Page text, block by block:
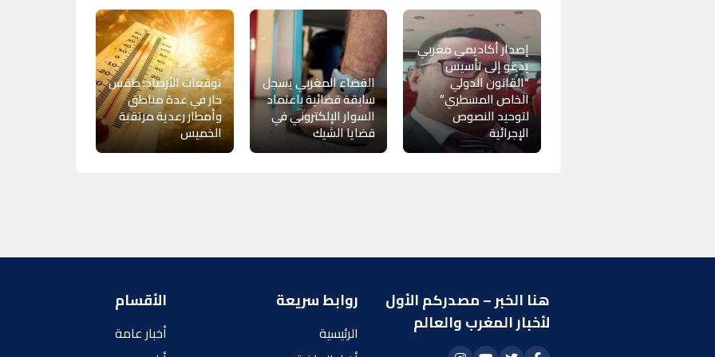
إصدار أكاديمي مغربي
يدعو إلى تأسيس
“القانون الدولي
الخاص المسطري”
لتوحيد النصوص
الإجرائية
القضاء المغربي يسجل
سابقة قضائية باعتماد
السوار الإلكتروني في
قضايا الشيك
توقعات الأرصاد: طقس
حار في عدة مناطق
وأمطار رعدية مرتقبة
الخميس
هنا الخبر – مصدركم الأول
لأخبار المغرب والعالم
روابط سريعة
الرئيسية
الأقسام
أخبار عامة